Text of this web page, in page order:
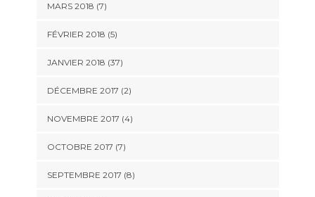
MARS 2018 (7)
FÉVRIER 2018 (5)
JANVIER 2018 (37)
DÉCEMBRE 2017 (2)
NOVEMBRE 2017 (4)
OCTOBRE 2017 (7)
SEPTEMBRE 2017 (8)